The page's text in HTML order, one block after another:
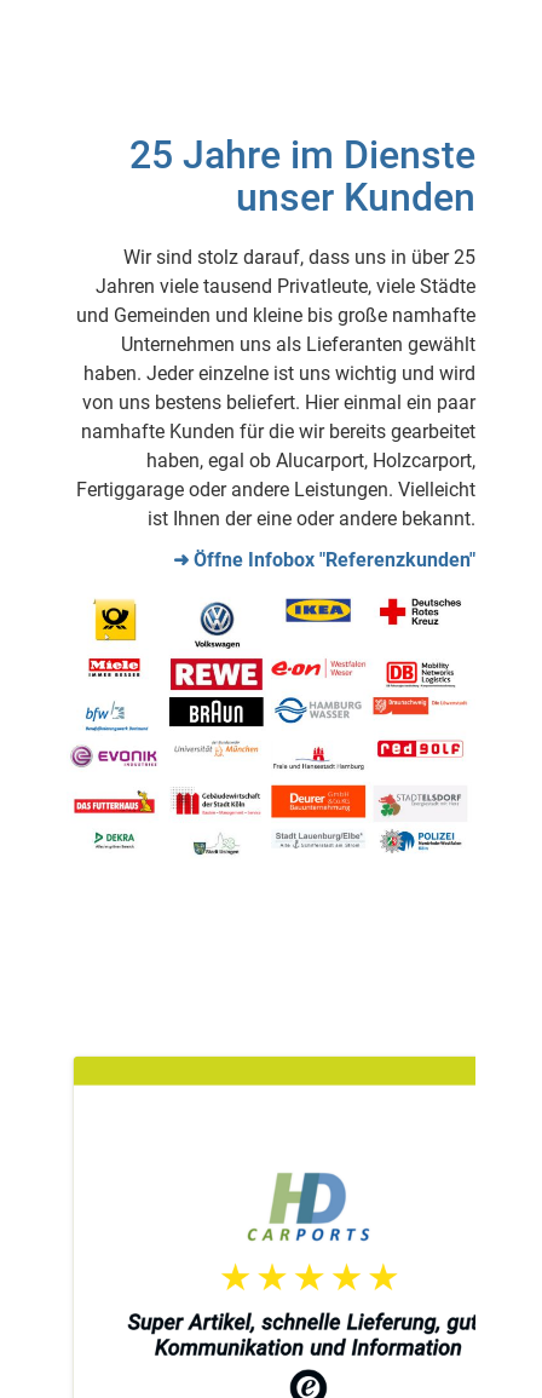
25 Jahre im Dienste
unser Kunden
Wir sind stolz darauf, dass uns in über 25
Jahren viele tausend Privatleute, viele Städte
und Gemeinden und kleine bis große namhafte
Unternehmen uns als Lieferanten gewählt
haben. Jeder einzelne ist uns wichtig und wird
von uns bestens beliefert. Hier einmal ein paar
namhafte Kunden für die wir bereits gearbeitet
haben, egal ob Alucarport, Holzcarport,
Fertiggarage oder andere Leistungen. Vielleicht
ist Ihnen der eine oder andere bekannt.
➜ Öffne Infobox "Referenzkunden"